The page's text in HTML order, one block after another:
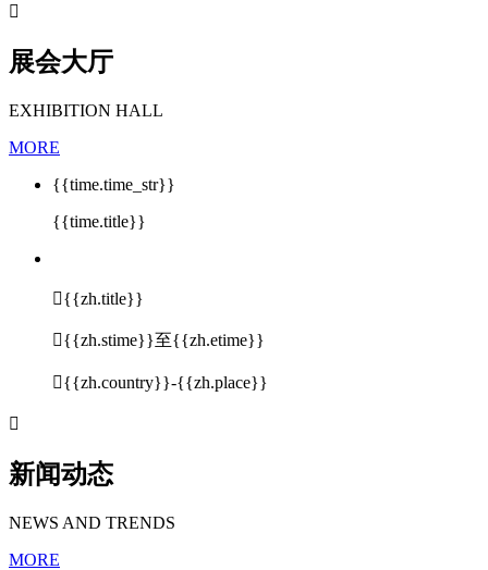

展会大厅
EXHIBITION HALL
MORE
{{time.time_str}}
{{time.title}}
{{zh.title}}
{{zh.stime}}至{{zh.etime}}
{{zh.country}}-{{zh.place}}

新闻动态
NEWS AND TRENDS
MORE